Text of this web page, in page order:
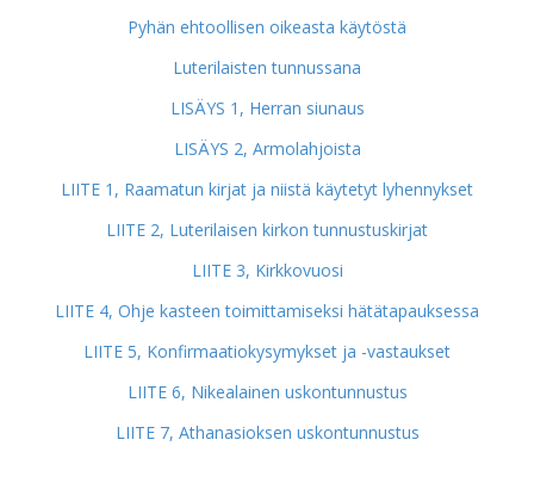
Pyhän ehtoollisen oikeasta käytöstä
Luterilaisten tunnussana
LISÄYS 1, Herran siunaus
LISÄYS 2, Armolahjoista
LIITE 1, Raamatun kirjat ja niistä käytetyt lyhennykset
LIITE 2, Luterilaisen kirkon tunnustuskirjat
LIITE 3, Kirkkovuosi
LIITE 4, Ohje kasteen toimittamiseksi hätätapauksessa
LIITE 5, Konfirmaatiokysymykset ja -vastaukset
LIITE 6, Nikealainen uskontunnustus
LIITE 7, Athanasioksen uskontunnustus